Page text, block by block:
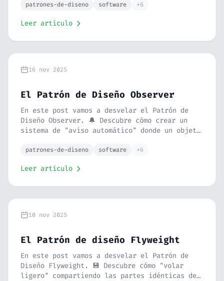
flexible usando la analogía de los métodos de
patrones-de-diseno software +6
Leer artículo
16 nov 2025
El Patrón de Diseño Observer
En este post vamos a desvelar el Patrón de
Diseño Observer. 🔔 Descubre cómo crear un
sistema de "aviso automático" donde un objeto
objetos (los Observadores) cada vez que su
rosa y los fans, y un ejemplo de un sistema
flexible.
patrones-de-diseno software +6
Leer artículo
10 nov 2025
El Patrón de diseño Flyweight
En este post vamos a desvelar el Patrón de
Diseño Flyweight. 💾 Descubre cómo "volar
ligero" compartiendo las partes idénticas de